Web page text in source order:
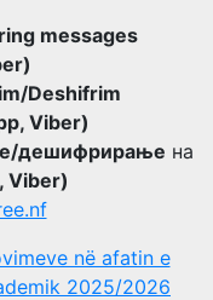
messages
Deshifrim
Viber)
дешифрирање на
Viber)
në afatin e
2025/2026